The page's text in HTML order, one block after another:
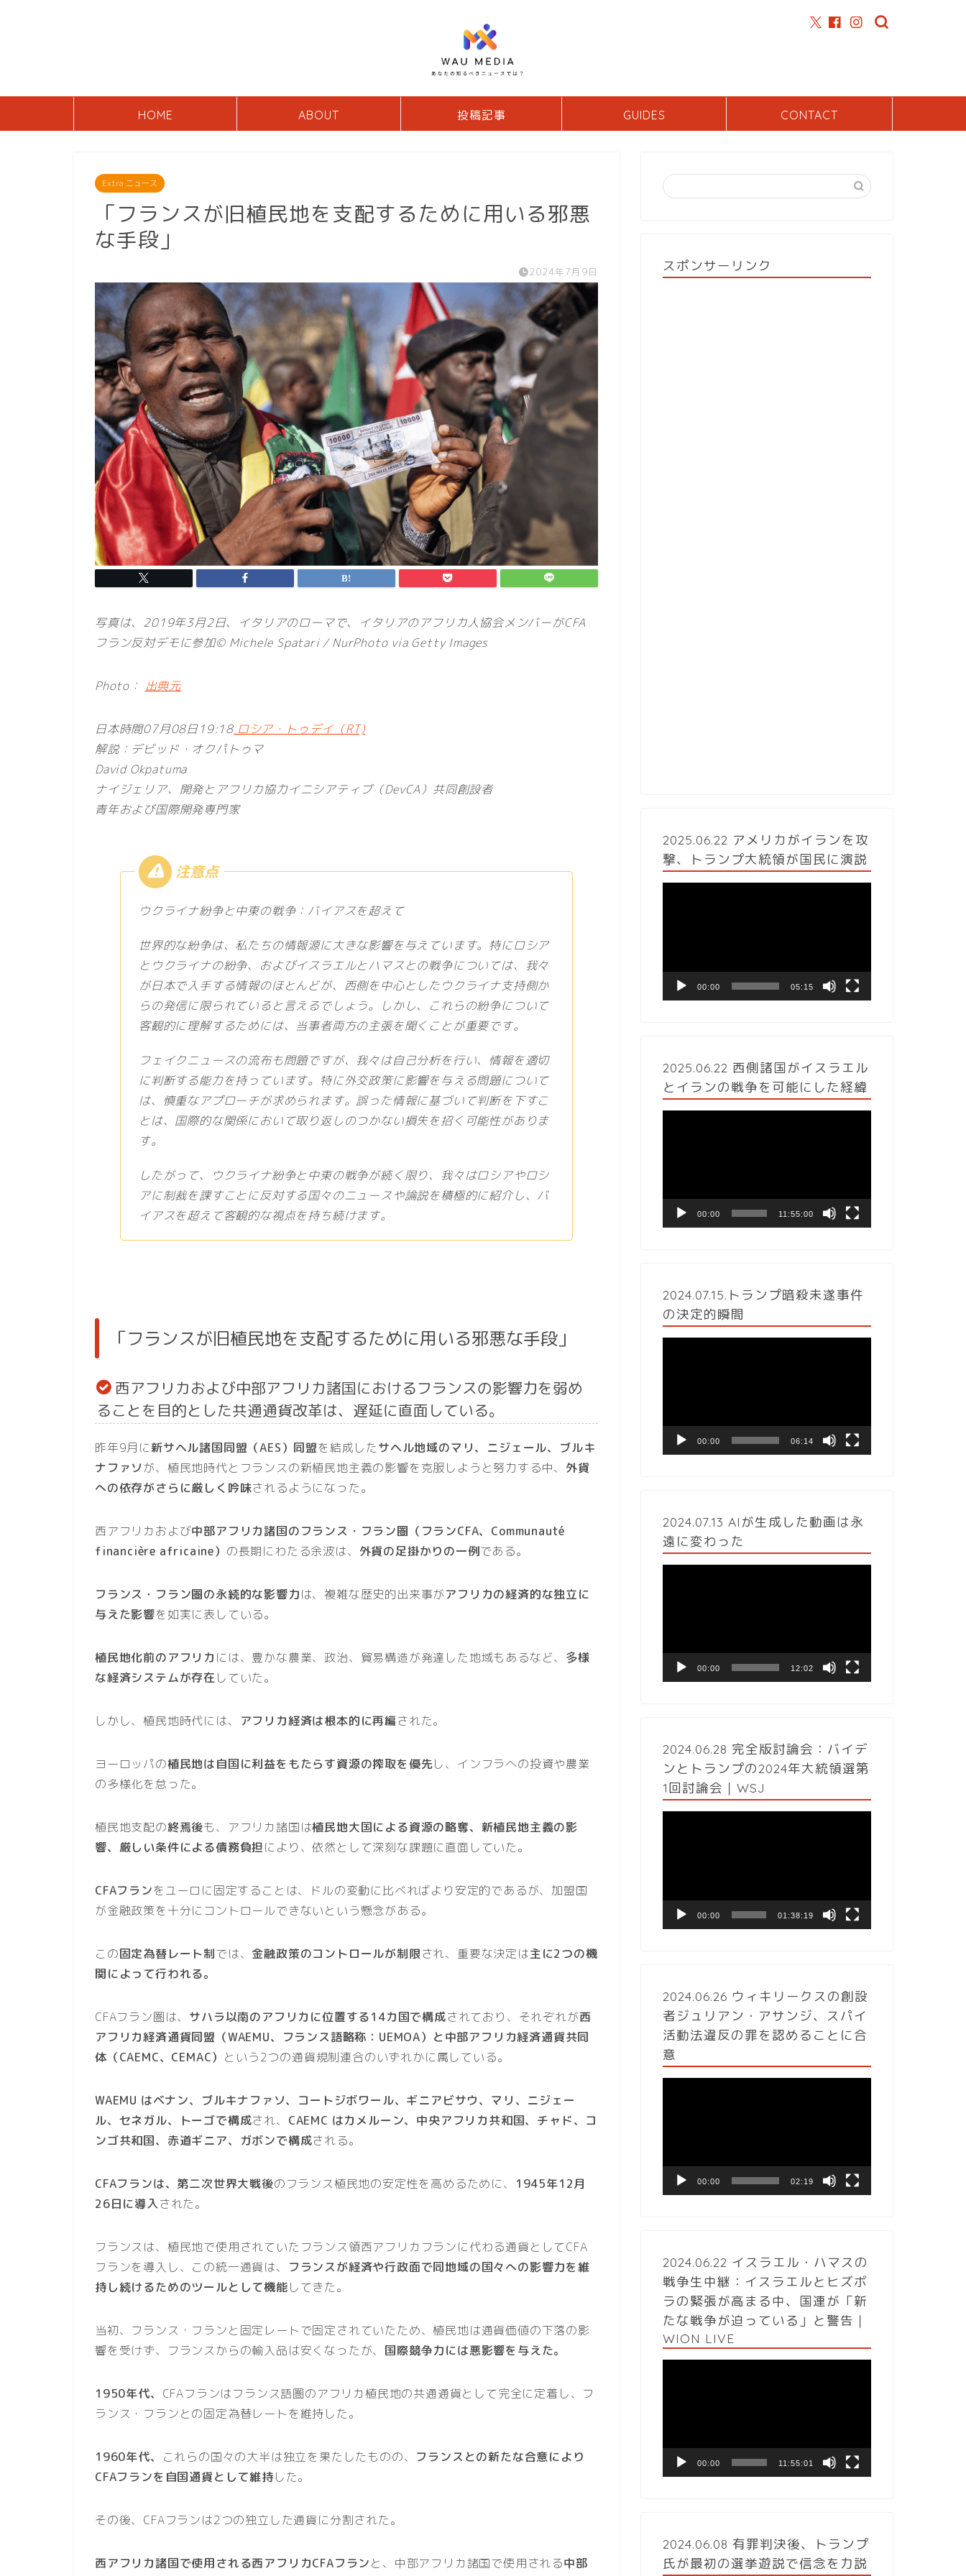
HOME ABOUT 投稿記事 GUIDES CONTACT
Extra ニュース
「フランスが旧植民地を支配するために用いる邪悪
な手段」
2024年7月9日
写真は、2019年3月2日、イタリアのローマで、イタリアのアフリカ人協会メンバーがCFA
フラン反対デモに参加© Michele Spatari / NurPhoto via Getty Images
Photo： 出典元
日本時間07月08日19:18 ロシア・トゥデイ（RT)
解説：デビッド・オクパトゥマ
David Okpatuma
ナイジェリア、開発とアフリカ協力イニシアティブ（DevCA）共同創設者
青年および国際開発専門家
ウクライナ紛争と中東の戦争：バイアスを超えて
世界的な紛争は、私たちの情報源に大きな影響を与えています。特にロシア
とウクライナの紛争、およびイスラエルとハマスとの戦争については、我々
が日本で入手する情報のほとんどが、西側を中心としたウクライナ支持側か
らの発信に限られていると言えるでしょう。しかし、これらの紛争について
客観的に理解するためには、当事者両方の主張を聞くことが重要です。
フェイクニュースの流布も問題ですが、我々は自己分析を行い、情報を適切
に判断する能力を持っています。特に外交政策に影響を与える問題について
は、慎重なアプローチが求められます。誤った情報に基づいて判断を下すこ
とは、国際的な関係において取り返しのつかない損失を招く可能性がありま
す。
したがって、ウクライナ紛争と中東の戦争が続く限り、我々はロシアやロシ
アに制裁を課すことに反対する国々のニュースや論説を積極的に紹介し、バ
イアスを超えて客観的な視点を持ち続けます。
「フランスが旧植民地を支配するために用いる邪悪な手段」
西アフリカおよび中部アフリカ諸国におけるフランスの影響力を弱め
ることを目的とした共通通貨改革は、遅延に直面している。
昨年9月に新サヘル諸国同盟（AES）同盟を結成したサヘル地域のマリ、ニジェール、ブルキ
ナファソ が、植民地時代とフランスの新植民地主義の影響を克服しようと努力する中、 外貨
への依存がさらに厳しく吟味されるようになった。
西アフリカおよび中部アフリカ諸国のフランス・フラン圏（フランCFA、Communauté
financière africaine） の長期にわたる余波は、 外貨の足掛かりの一例である。
フランス・フラン圏の永続的な影響力は、複雑な歴史的出来事がアフリカの経済的な独立に
与えた影響を如実に表している。
植民地化前のアフリカ には、豊かな農業、政治、貿易構造が発達した地域もあるなど、 多様
な経済システムが存在 していた。
しかし、植民地時代には、 アフリカ経済は根本的に再編された。
ヨーロッパの植民地は自国に利益をもたらす資源の搾取を優先し、インフラへの投資や農業
の多様化を怠った。
植民地支配の終焉後も、アフリカ諸国は植民地大国による資源の略奪、新植民地主義の影
響、厳しい条件による債務負担により、依然として深刻な課題に直面していた。
CFAフランをユーロに固定することは、ドルの変動に比べればより安定的であるが、加盟国
が金融政策を十分にコントロールできないという懸念がある。
この固定為替レート制では、 金融政策のコントロールが制限され、重要な決定は主に2つの機
関によって行われる。
CFAフラン圏は、 サハラ以南のアフリカに位置する14カ国で構成されており、それぞれが西
アフリカ経済通貨同盟（WAEMU、フランス語略称：UEMOA）と中部アフリカ経済通貨共同
体（CAEMC、CEMAC） という2つの通貨規制連合のいずれかに属している。
WAEMU はベナン、ブルキナファソ、コートジボワール、ギニアビサウ、マリ、ニジェー
ル、セネガル、トーゴで構成され、 CAEMC はカメルーン、中央アフリカ共和国、チャド、コ
ンゴ共和国、赤道ギニア、ガボンで構成される。
CFAフランは、第二次世界大戦後のフランス植民地の安定性を高めるために、 1945年12月
26日に導入された。
フランスは、植民地で使用されていたフランス領西アフリカフランに代わる通貨としてCFA
フランを導入し、この統一通貨は、 フランスが経済や行政面で同地域の国々への影響力を維
持し続けるためのツールとして機能してきた。
当初、フランス・フランと固定レートで固定されていたため、植民地は通貨価値の下落の影
響を受けず、フランスからの輸入品は安くなったが、 国際競争力には悪影響を与えた。
1950年代、 CFAフランはフランス語圏のアフリカ植民地の共通通貨として完全に定着し、フ
ランス・フランとの固定為替レートを維持した。
1960年代、 これらの国々の大半は独立を果たしたものの、 フランスとの新たな合意により
CFAフランを自国通貨として維持した。
その後、CFAフランは2つの独立した通貨に分割された。
西アフリカ諸国で使用される西アフリカCFAフランと、中部アフリカ諸国で使用される中部
スポンサーリンク
2025.06.22 アメリカがイランを攻
撃、トランプ大統領が国民に演説
ヤ
00:00 05:15
2025.06.22 西側諸国がイスラエル
とイランの戦争を可能にした経緯
ヤ
00:00 11:55:00
2024.07.15.トランプ暗殺未遂事件
の決定的瞬間
ヤ
00:00 06:14
2024.07.13 AIが生成した動画は永
遠に変わった
ヤ
00:00 12:02
2024.06.28 完全版討論会：バイデ
ンとトランプの2024年大統領選第
1回討論会｜WSJ
ヤ
00:00 01:38:19
2024.06.26 ウィキリークスの創設
者ジュリアン・アサンジ、スパイ
活動法違反の罪を認めることに合
意
ヤ
00:00 02:19
2024.06.22 イスラエル・ハマスの
戦争生中継：イスラエルとヒズボ
ラの緊張が高まる中、国連が「新
たな戦争が迫っている」と警告｜
WION LIVE
ヤ
00:00 11:55:01
2024.06.08 有罪判決後、トランプ
氏が最初の選挙遊説で信念を力説